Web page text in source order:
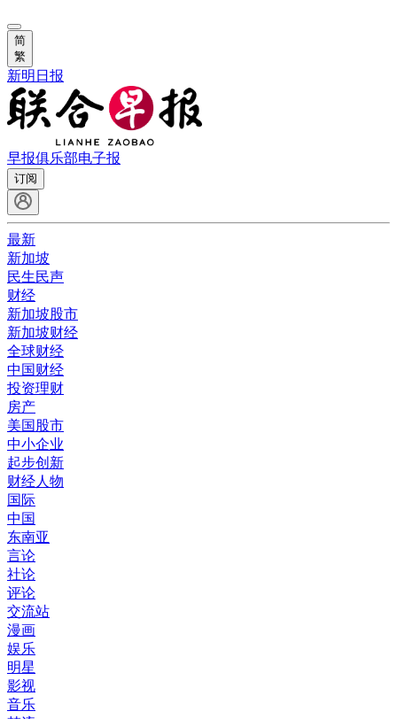
简
繁
新明日报
早报俱乐部电子报
订阅
最新
新加坡
民生民声
财经
新加坡股市
新加坡财经
全球财经
中国财经
投资理财
房产
美国股市
中小企业
起步创新
财经人物
国际
中国
东南亚
言论
社论
评论
交流站
漫画
娱乐
明星
影视
音乐